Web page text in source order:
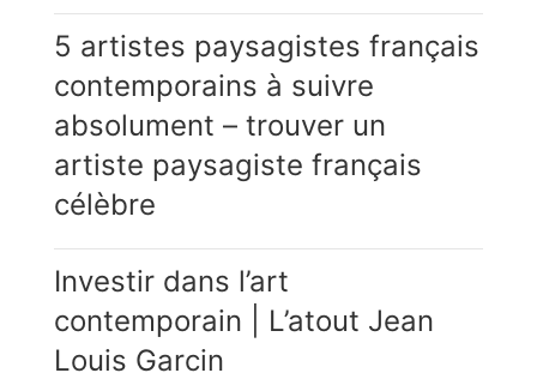
5 artistes paysagistes français
contemporains à suivre
absolument – trouver un
artiste paysagiste français
célèbre
Investir dans l’art
contemporain | L’atout Jean
Louis Garcin